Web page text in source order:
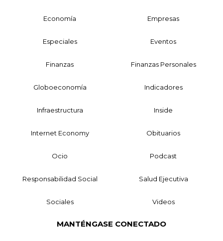
Economía Empresas
Especiales Eventos
Finanzas Finanzas Personales
Globoeconomía Indicadores
Infraestructura Inside
Internet Economy Obituarios
Ocio Podcast
Responsabilidad Social Salud Ejecutiva
Sociales Videos
MANTÉNGASE CONECTADO